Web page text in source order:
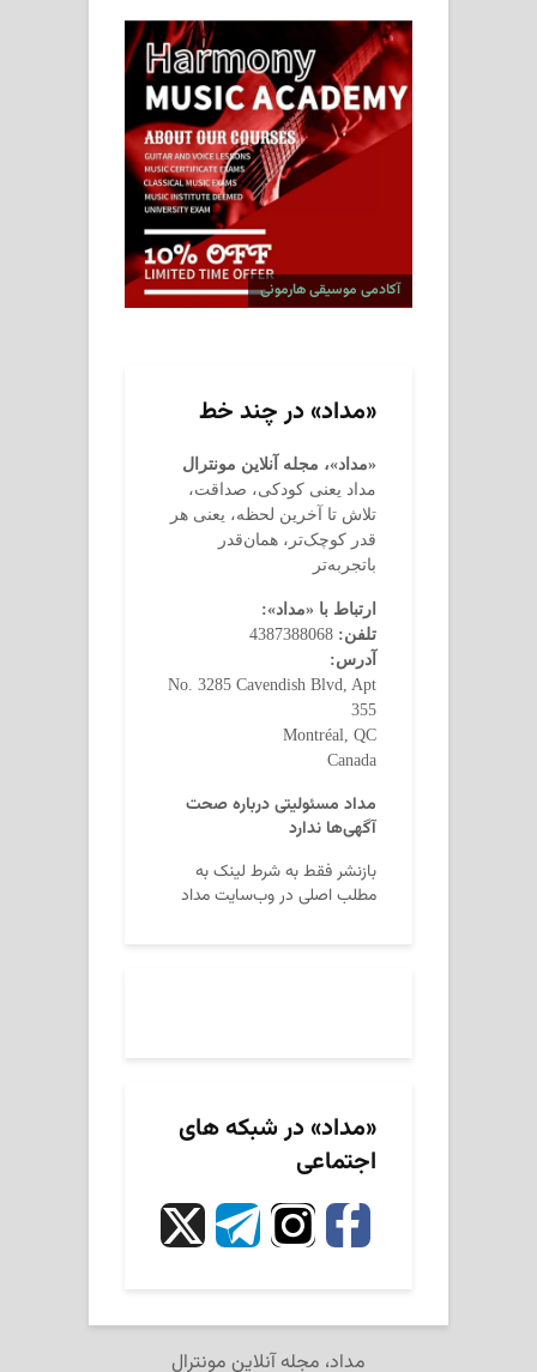
آکادمی موسیقی هارمونی
«مداد» در چند خط
«مداد»، مجله آنلاین مونترال
مداد یعنی کودکی، صداقت،
تلاش تا آخرین لحظه، یعنی هر
قدر کوچک‌تر، همان‌قدر
باتجربه‌تر
ارتباط با «مداد»:
تلفن:
آدرس:
No. 3285 Cavendish Blvd, Apt
355
Montréal, QC
Canada
مداد مسئولیتی درباره صحت
آگهی‌ها ندارد
بازنشر فقط به شرط لینک به
مطلب اصلی در وب‌سایت مداد
«مداد» در شبکه های
اجتماعی
مداد، مجله آنلاین مونترال